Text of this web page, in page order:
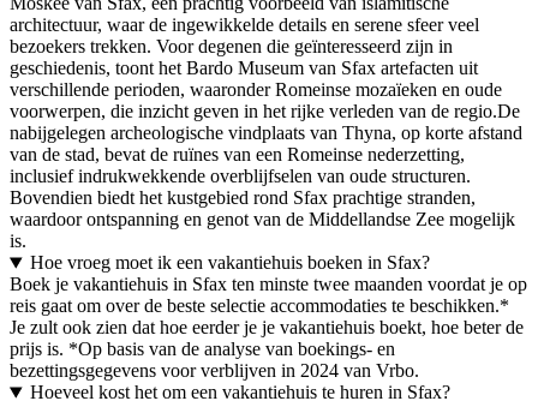
architectuur, waar de ingewikkelde details en serene sfeer veel
bezoekers trekken. Voor degenen die geïnteresseerd zijn in
geschiedenis, toont het Bardo Museum van Sfax artefacten uit
verschillende perioden, waaronder Romeinse mozaïeken en oude
voorwerpen, die inzicht geven in het rijke verleden van de regio.De
nabijgelegen archeologische vindplaats van Thyna, op korte afstand
van de stad, bevat de ruïnes van een Romeinse nederzetting,
inclusief indrukwekkende overblijfselen van oude structuren.
Bovendien biedt het kustgebied rond Sfax prachtige stranden,
waardoor ontspanning en genot van de Middellandse Zee mogelijk
is.
Hoe vroeg moet ik een vakantiehuis boeken in Sfax?
Boek je vakantiehuis in Sfax ten minste twee maanden voordat je op
reis gaat om over de beste selectie accommodaties te beschikken.*
Je zult ook zien dat hoe eerder je je vakantiehuis boekt, hoe beter de
prijs is. *Op basis van de analyse van boekings- en
bezettingsgegevens voor verblijven in 2024 van Vrbo.
Hoeveel kost het om een vakantiehuis te huren in Sfax?